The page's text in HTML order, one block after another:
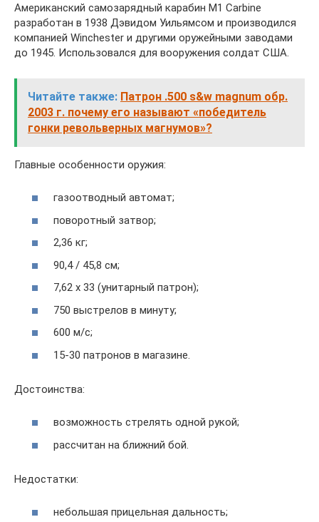
Американский самозарядный карабин M1 Carbine
разработан в 1938 Дэвидом Уильямсом и производился
компанией Winchester и другими оружейными заводами
до 1945. Использовался для вооружения солдат США.
Читайте также: Патрон .500 s&w magnum обр.
2003 г. почему его называют «победитель
гонки револьверных магнумов»?
Главные особенности оружия:
газоотводный автомат;
поворотный затвор;
2,36 кг;
90,4 / 45,8 см;
7,62 х 33 (унитарный патрон);
750 выстрелов в минуту;
600 м/с;
15-30 патронов в магазине.
Достоинства:
возможность стрелять одной рукой;
рассчитан на ближний бой.
Недостатки:
небольшая прицельная дальность;